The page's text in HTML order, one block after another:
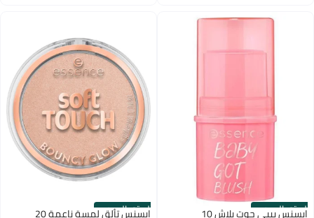
الستور الرسمي
ايسنس بيبي جوت بلاش 10 الستور الرسمي
ايسنس تألق لمسة ناعمة 20